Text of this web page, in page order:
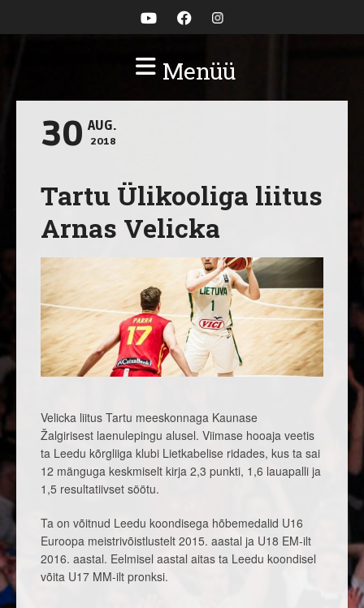
Menüü
30 AUG.
2018
Tartu Ülikooliga liitus
Arnas Velicka
Velicka liitus Tartu meeskonnaga Kaunase
Žalgirisest laenulepingu alusel. Viimase hooaja veetis
ta Leedu kõrgliiga klubi Lietkabelise ridades, kus ta sai
12 mänguga keskmiselt kirja 2,3 punkti, 1,6 lauapalli ja
1,5 resultatiivset söötu.
Ta on võitnud Leedu koondisega hõbemedalid U16
Euroopa meistrivõistlustelt 2015. aastal ja U18 EM-ilt
2016. aastal. Eelmisel aastal aitas ta Leedu koondisel
võita U17 MM-ilt pronksi.